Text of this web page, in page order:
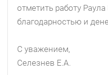
отметить работу
благодарностью и
С уважением,
Селезнев Е.А.